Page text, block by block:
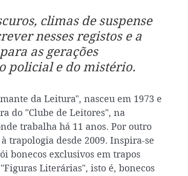
climas de suspense
nesses registos e a
as gerações
policial e do mistério.
da Leitura", nasceu em 1973 e
do "Clube de Leitores", na
trabalha há 11 anos. Por outro
trapologia desde 2009. Inspira-se
bonecos exclusivos em trapos
Literárias", isto é, bonecos